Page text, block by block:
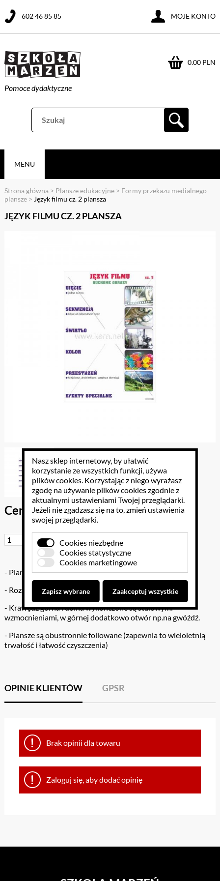
Pomoce dydaktyczne
0.00 PLN
602 46 85 85 MOJE KONTO
MENU
Strona główna > Plansze edukacyjne> Formy przekazu medialnego
plansze> Język filmu cz. 2 plansza
JĘZYK FILMU CZ. 2 PLANSZA
Cena brutto: 38.13 PLN
Do koszyka
- Plansza naścienna
- Rozmiar planszy: 100 x70 cm
- Krawędź górna i dolna wykończone są stalowymi
wzmocnieniami, w górnej dodatkowo otwór np.na gwóźdź.
- Plansze są obustronnie foliowane (zapewnia to wieloletnią
trwałość i łatwość czyszczenia)
OPINIE KLIENTÓW GPSR
Brak opinii dla towaru
Zaloguj się, aby dodać opinię
Nasz sklep internetowy, by ułatwić
korzystanie ze wszystkich funkcji, używa
plików cookies. Korzystając z niego wyrażasz
zgodę na używanie plików cookies zgodnie z
aktualnymi ustawieniami Twojej przeglądarki.
Jeżeli nie zgadzasz się na to, zmień ustawienia
swojej przeglądarki.
Cookies niezbędne
Cookies statystyczne
Cookies marketingowe
Zapisz wybrane Zaakceptuj wszystkie